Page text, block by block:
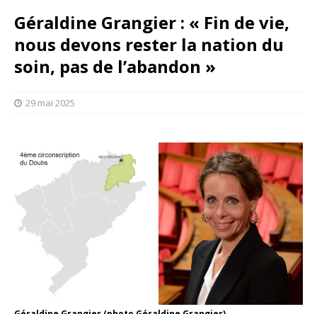
Géraldine Grangier : « Fin de vie,
nous devons rester la nation du
soin, pas de l’abandon »
29 mai 2025